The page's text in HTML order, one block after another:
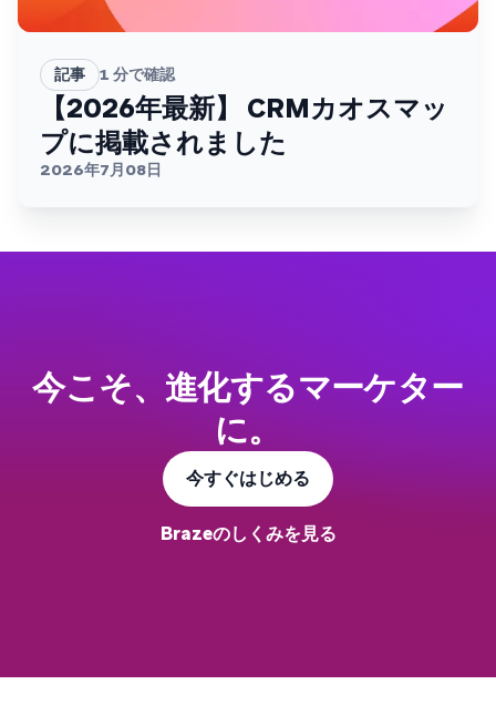
記事 1 分で確認
【2026年最新】 CRMカオスマッ
プに掲載されました
2026年7月08日
今こそ、進化するマーケター
に。
今すぐはじめる
Brazeのしくみを見る